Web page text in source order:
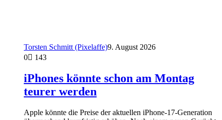
Torsten Schmitt (Pixelaffe)9. August 2026
0
143
iPhones könnte schon am Montag
teurer werden
Apple könnte die Preise der aktuellen iPhone-17-Generation